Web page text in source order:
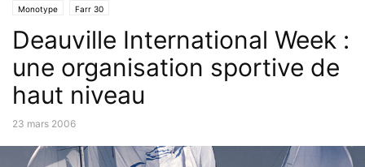
Monotype Farr 30
Deauville International Week :
une organisation sportive de
haut niveau
23 mars 2006